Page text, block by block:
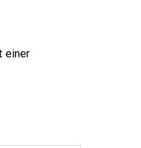
einer